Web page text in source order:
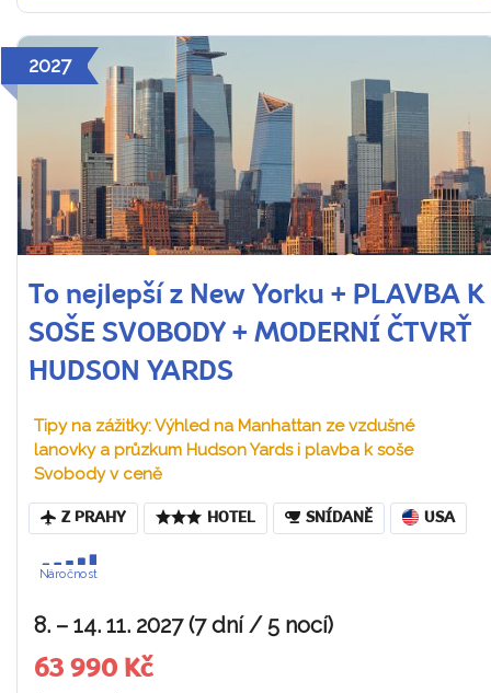
2027
To nejlepší z New Yorku + PLAVBA K
SOŠE SVOBODY + MODERNÍ ČTVRŤ
HUDSON YARDS
Tipy na zážitky: Výhled na Manhattan ze vzdušné
lanovky a průzkum Hudson Yards i plavba k soše
Svobody v ceně
Z PRAHY HOTEL SNÍDANĚ USA
Náročnost
8. – 14. 11. 2027 (7 dní / 5 nocí)
63 990 Kč